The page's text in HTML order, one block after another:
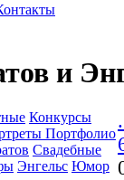
и
Конкурсы
Портфолио
Свадебные
Энгельс Юмор